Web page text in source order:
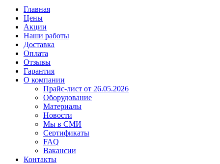
Главная
Цены
Акции
Наши работы
Доставка
Оплата
Отзывы
Гарантия
О компании
Прайс-лист от 26.05.2026
Оборудование
Материалы
Новости
Мы в СМИ
Сертификаты
FAQ
Вакансии
Контакты